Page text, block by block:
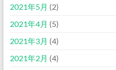
2021年5月 (2)
2021年4月 (5)
2021年3月 (4)
2021年2月 (4)